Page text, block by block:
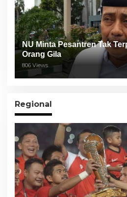
NU Minta Pesantren Tak
Orang Gila
806 Views
Regional